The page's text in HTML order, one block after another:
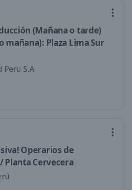
(Mañana o tarde)
mañana): Plaza Lima Sur
Peru S.A
Operarios de
Planta Cervecera